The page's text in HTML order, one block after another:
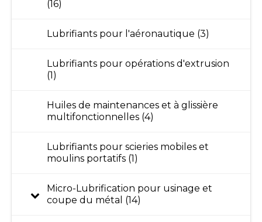
(16)
Lubrifiants pour l'aéronautique (3)
Lubrifiants pour opérations d'extrusion
(1)
Huiles de maintenances et à glissière
multifonctionnelles (4)
Lubrifiants pour scieries mobiles et
moulins portatifs (1)
Micro-Lubrification pour usinage et
coupe du métal (14)